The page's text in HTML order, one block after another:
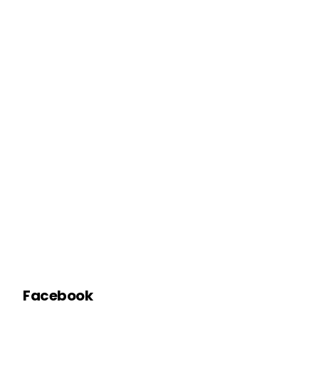
Facebook